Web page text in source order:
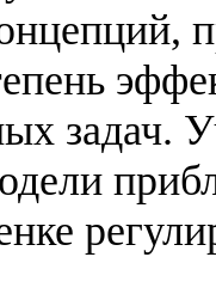
задач.